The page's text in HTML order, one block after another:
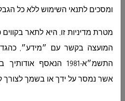
עם הגשת ההצעה יש להגיש
ומסכים לתנאי השימוש ללא כל
מטרת מדיניות זו, היא לתאר
המועצה בקשר עם ״מידע״,
התשמ״א-1981 הנאסף
אשר נמסר על ידך או בשמך לצורך